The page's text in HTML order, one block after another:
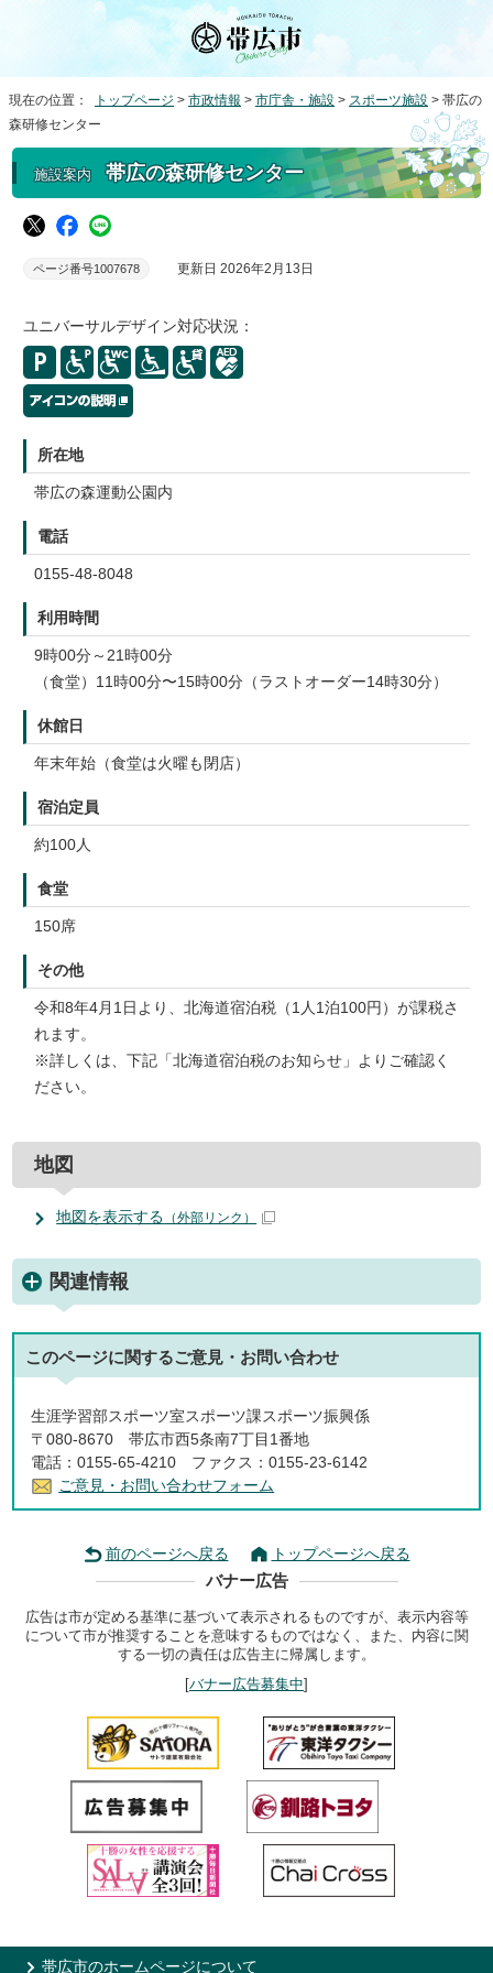
現在の位置： トップページ > 市政情報 > 市庁舎・施設 > スポーツ施設 > 帯広の
森研修センター
施設案内帯広の森研修センター
ページ番号1007678 更新日 2026年2月13日
ユニバーサルデザイン対応状況：
所在地
帯広の森運動公園内
電話
0155-48-8048
利用時間
9時00分～21時00分
（食堂）11時00分〜15時00分（ラストオーダー14時30分）
休館日
年末年始（食堂は火曜も閉店）
宿泊定員
約100人
食堂
150席
その他
令和8年4月1日より、北海道宿泊税（1人1泊100円）が課税さ
れます。
※詳しくは、下記「北海道宿泊税のお知らせ」よりご確認く
ださい。
地図
地図を表示する （外部リンク）
関連情報
このページに関するご意見・お問い合わせ
生涯学習部スポーツ室スポーツ課スポーツ振興係
〒080-8670 帯広市西5条南7丁目1番地
電話：0155-65-4210 ファクス：0155-23-6142
ご意見・お問い合わせフォーム
前のページへ戻る トップページへ戻る
バナー広告
広告は市が定める基準に基づいて表示されるものですが、表示内容等
について市が推奨することを意味するものではなく、また、内容に関
する一切の責任は広告主に帰属します。
[バナー広告募集中]
帯広市のホームページについて